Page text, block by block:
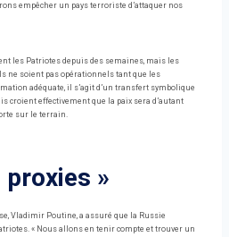
empêcher un pays terroriste d’attaquer nos
les Patriotes depuis des semaines, mais les
ne soient pas opérationnels tant que les
adéquate, il s’agit d’un transfert symbolique
croient effectivement que la paix sera d’autant
sur le terrain.
proxies »
Vladimir Poutine, a assuré que la Russie
« Nous allons en tenir compte et trouver un